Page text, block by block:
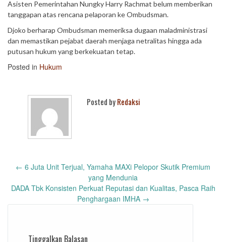
Asisten Pemerintahan Nungky Harry Rachmat belum memberikan
tanggapan atas rencana pelaporan ke Ombudsman.
Djoko berharap Ombudsman memeriksa dugaan maladministrasi
dan memastikan pejabat daerah menjaga netralitas hingga ada
putusan hukum yang berkekuatan tetap.
Posted in Hukum
Posted byRedaksi
Post
← 6 Juta Unit Terjual, Yamaha MAXi Pelopor Skutik Premium
yang Mendunia
DADA Tbk Konsisten Perkuat Reputasi dan Kualitas, Pasca Raih
Penghargaan IMHA →
Tinggalkan Balasan